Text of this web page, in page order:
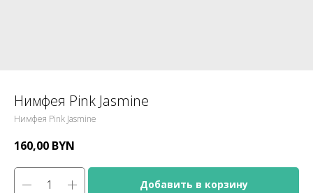
Нимфея Pink Jasmine
Нимфея Pink Jasmine
160,00 BYN
Добавить в корзину